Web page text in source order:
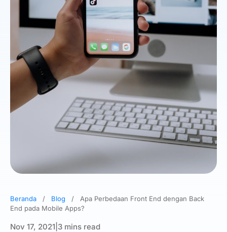
Beranda / Blog /
Apa Perbedaan Front End dengan Back
End pada Mobile Apps?
Nov 17, 2021 3 mins read